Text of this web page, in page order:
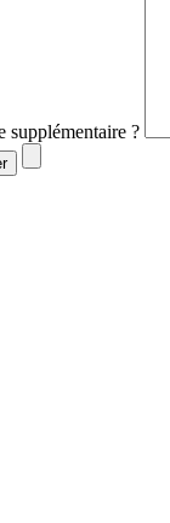
supplémentaire ?